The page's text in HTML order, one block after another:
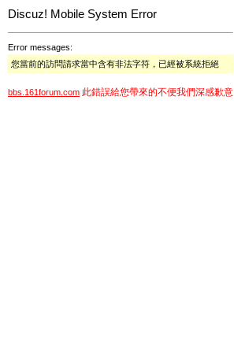
Discuz! Mobile System Error
Error messages:
您當前的訪問請求當中含有非法字符，已經被系統拒絕
bbs.161forum.com 此錯誤給您帶來的不便我們深感歉意